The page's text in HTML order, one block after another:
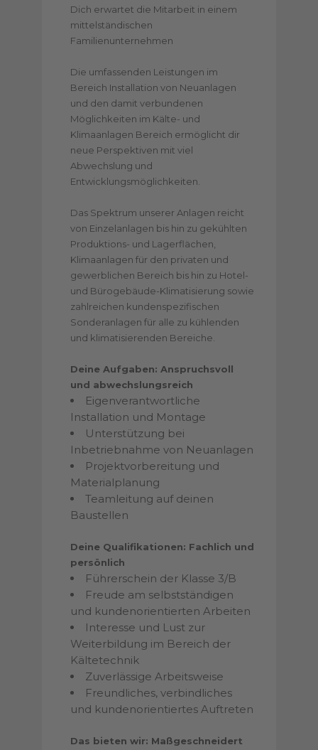
Dich erwartet die Mitarbeit in einem
mittelständischen
Familienunternehmen
Die umfassenden Leistungen im
Bereich Installation von Neuanlagen
und den damit verbundenen
Möglichkeiten im Kälte- und
Klimaanlagen Bereich ermöglicht dir
neue Perspektiven mit viel
Abwechslung und
Entwicklungsmöglichkeiten.
Das Spektrum unserer Anlagen reicht
von Einzelanlagen bis hin zu gekühlten
Produktions- und Lagerflächen,
Klimaanlagen für den privaten und
gewerblichen Bereich bis hin zu Hotel-
und Bürogebäude-Klimatisierung sowie
zahlreichen kundenspezifischen
Sonderanlagen für alle zu kühlenden
und klimatisierenden Bereiche.
Deine Aufgaben: Anspruchsvoll
und abwechslungsreich
Eigenverantwortliche
Installation und Montage
Unterstützung bei
Inbetriebnahme von Neuanlagen
Projektvorbereitung und
Materialplanung
Teamleitung auf deinen
Baustellen
Deine Qualifikationen: Fachlich und
persönlich
Führerschein der Klasse 3/B
Freude am selbstständigen
und kundenorientierten Arbeiten
Interesse und Lust zur
Weiterbildung im Bereich der
Kältetechnik
Zuverlässige Arbeitsweise
Freundliches, verbindliches
und kundenorientiertes Auftreten
Das bieten wir: Maßgeschneidert